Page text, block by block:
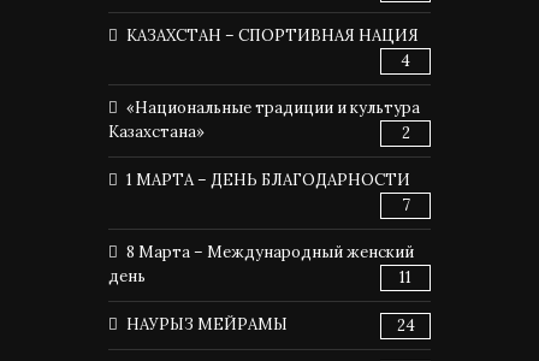
КАЗАХСТАН – СПОРТИВНАЯ НАЦИЯ
4
«Национальные традиции и культура
Казахстана»
2
1 МАРТА – ДЕНЬ БЛАГОДАРНОСТИ
7
8 Марта – Международный женский
день
11
НАУРЫЗ МЕЙРАМЫ 24